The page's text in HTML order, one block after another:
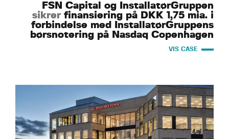
FSN Capital og InstallatørGruppen
sikrerfinansiering på DKK 1,75 mia. i
forbindelse med InstallatørGruppens
børsnotering på Nasdaq Copenhagen
VIS CASE